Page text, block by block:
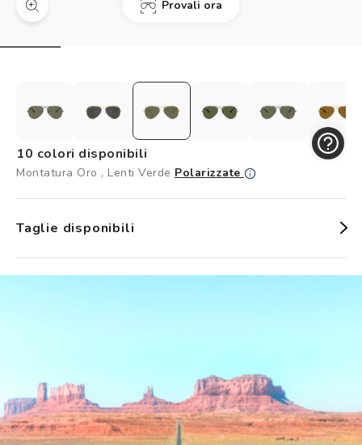
Prenota un test della vista gratuito
Controllo visivo
Carta fedeltà
Provali ora
10 colori disponibili
Montatura Oro , Lenti Verde Polarizzate
Taglie disponibili